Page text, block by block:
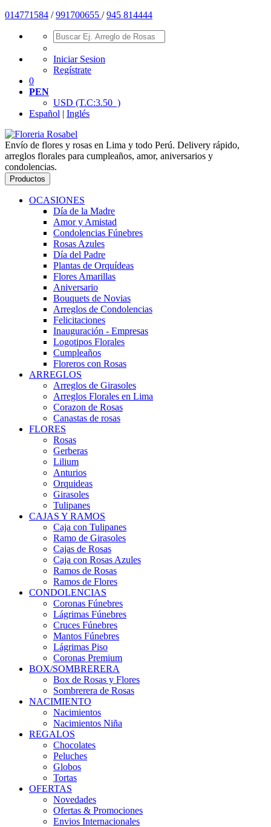
014771584 /991700655 /945 814444
Iniciar Sesion
Regístrate
0
PEN
USD (T.C:3.50 )
Español | Inglés
Envío de flores y rosas en Lima y todo Perú. Delivery rápido,
arreglos florales para cumpleaños, amor, aniversarios y
condolencias.
Productos
OCASIONES
Día de la Madre
Amor y Amistad
Condolencias Fúnebres
Rosas Azules
Día del Padre
Plantas de Orquídeas
Flores Amarillas
Aniversario
Bouquets de Novias
Arreglos de Condolencias
Felicitaciones
Inauguración - Empresas
Logotipos Florales
Cumpleaños
Floreros con Rosas
ARREGLOS
Arreglos de Girasoles
Arreglos Florales en Lima
Corazon de Rosas
Canastas de rosas
FLORES
Rosas
Gerberas
Lilium
Anturios
Orquideas
Girasoles
Tulipanes
CAJAS Y RAMOS
Caja con Tulipanes
Ramo de Girasoles
Cajas de Rosas
Caja con Rosas Azules
Ramos de Rosas
Ramos de Flores
CONDOLENCIAS
Coronas Fúnebres
Lágrimas Fúnebres
Cruces Fúnebres
Mantos Fúnebres
Lágrimas Piso
Coronas Premium
BOX/SOMBRERERA
Box de Rosas y Flores
Sombrerera de Rosas
NACIMIENTO
Nacimientos
Nacimientos Niña
REGALOS
Chocolates
Peluches
Globos
Tortas
OFERTAS
Novedades
Ofertas & Promociones
Envios Internacionales